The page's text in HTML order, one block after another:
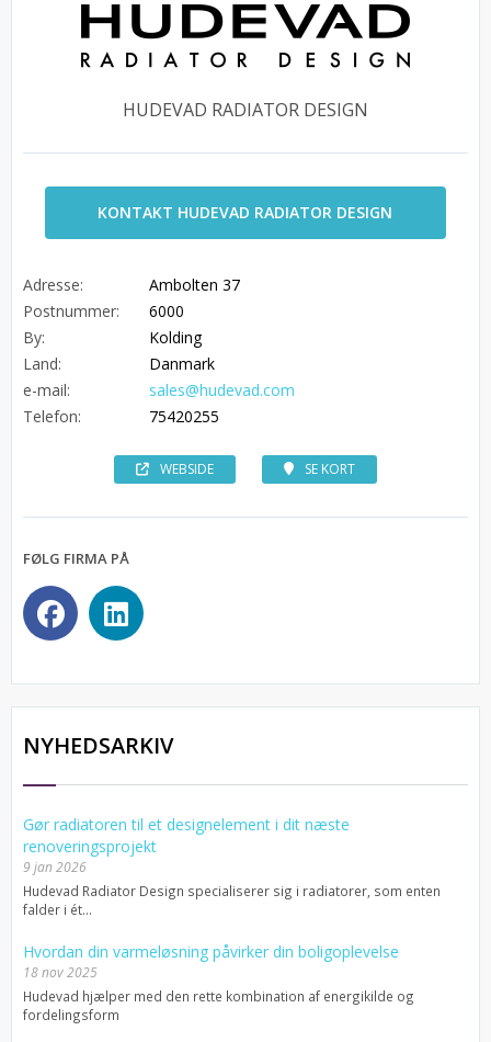
HUDEVAD RADIATOR DESIGN
KONTAKT HUDEVAD RADIATOR DESIGN
Adresse:
Ambolten 37
Postnummer:
6000
By:
Kolding
Land:
Danmark
e-mail:
sales@hudevad.com
Telefon:
75420255
WEBSIDE SE KORT
FØLG FIRMA PÅ
NYHEDSARKIV
Gør radiatoren til et designelement i dit næste
renoveringsprojekt
9 jan 2026
Hudevad Radiator Design specialiserer sig i radiatorer, som enten
falder i ét...
Hvordan din varmeløsning påvirker din boligoplevelse
18 nov 2025
Hudevad hjælper med den rette kombination af energikilde og
fordelingsform